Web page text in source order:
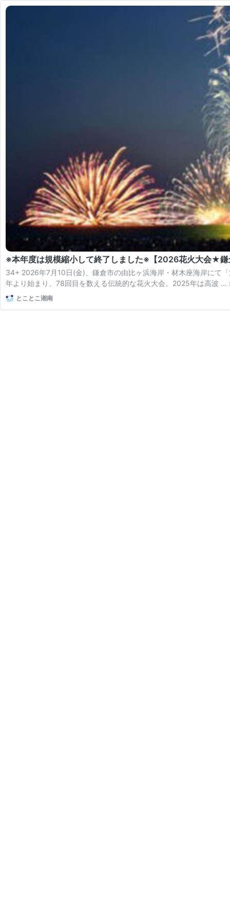
※本年度は規模縮小して終了しました※【2026花火大会★鎌
34+ 2026年7月10日(金)、鎌倉市の由比ヶ浜海岸・材木座海岸にて
年より始まり、78回目を数える伝統的な花火大会。2025年は高波 …
とことこ湘南